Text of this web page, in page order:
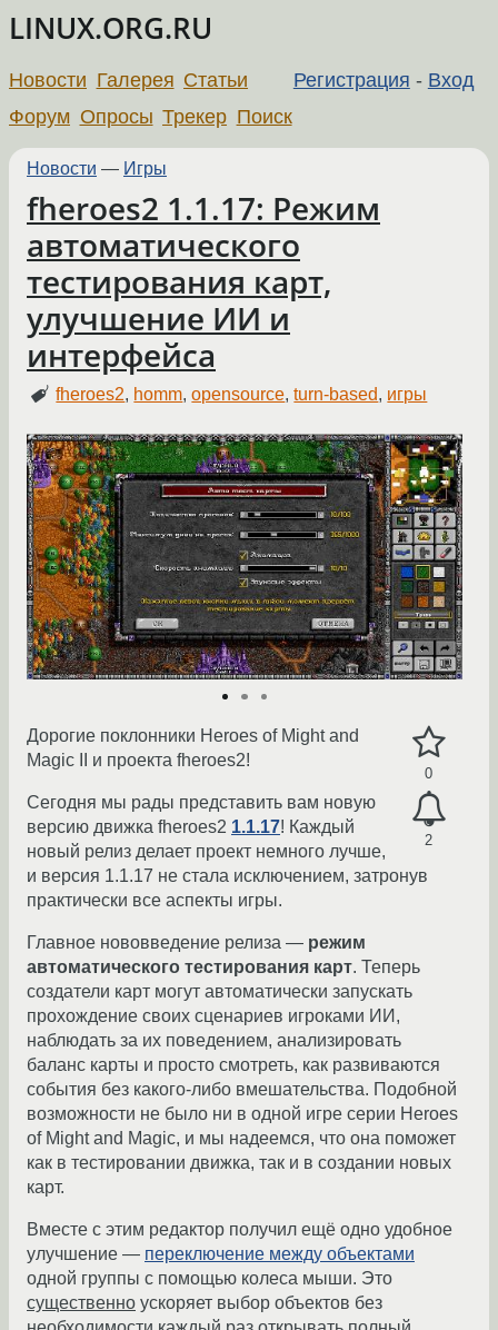
LINUX.ORG.RU
Регистрация - Вход
Новости Галерея Статьи
Форум Опросы Трекер Поиск
Новости — Игры
fheroes2 1.1.17: Режим
автоматического
тестирования карт,
улучшение ИИ и
интерфейса
fheroes2, homm,opensource,turn-based, игры
0
2
Дорогие поклонники Heroes of Might and
Magic II и проекта fheroes2!
Сегодня мы рады представить вам новую
версию движка fheroes2 1.1.17! Каждый
новый релиз делает проект немного лучше,
и версия 1.1.17 не стала исключением, затронув
практически все аспекты игры.
Главное нововведение релиза — режим
автоматического тестирования карт. Теперь
создатели карт могут автоматически запускать
прохождение своих сценариев игроками ИИ,
наблюдать за их поведением, анализировать
баланс карты и просто смотреть, как развиваются
события без какого-либо вмешательства. Подобной
возможности не было ни в одной игре серии Heroes
of Might and Magic, и мы надеемся, что она поможет
как в тестировании движка, так и в создании новых
карт.
Вместе с этим редактор получил ещё одно удобное
улучшение — переключение между объектами
одной группы с помощью колеса мыши. Это
существенно ускоряет выбор объектов без